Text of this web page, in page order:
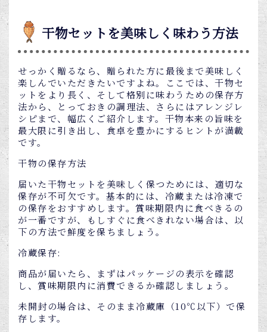
干物セットを美味しく味わう方法
せっかく贈るなら、贈られた方に最後まで美味しく
楽しんでいただきたいですよね。ここでは、干物セ
ットをより長く、そして格別に味わうための保存方
法から、とっておきの調理法、さらにはアレンジレ
シピまで、幅広くご紹介します。干物本来の旨味を
最大限に引き出し、食卓を豊かにするヒントが満載
です。
干物の保存方法
届いた干物セットを美味しく保つためには、適切な
保存が不可欠です。基本的には、冷蔵または冷凍で
の保存をおすすめします。賞味期限内に食べきるの
が一番ですが、もしすぐに食べきれない場合は、以
下の方法で鮮度を保ちましょう。
冷蔵保存:
商品が届いたら、まずはパッケージの表示を確認
し、賞味期限内に消費できるか確認しましょう。
未開封の場合は、そのまま冷蔵庫（10℃以下）で保
存します。